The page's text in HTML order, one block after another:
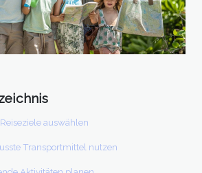
auswählen
Transportmittel nutzen